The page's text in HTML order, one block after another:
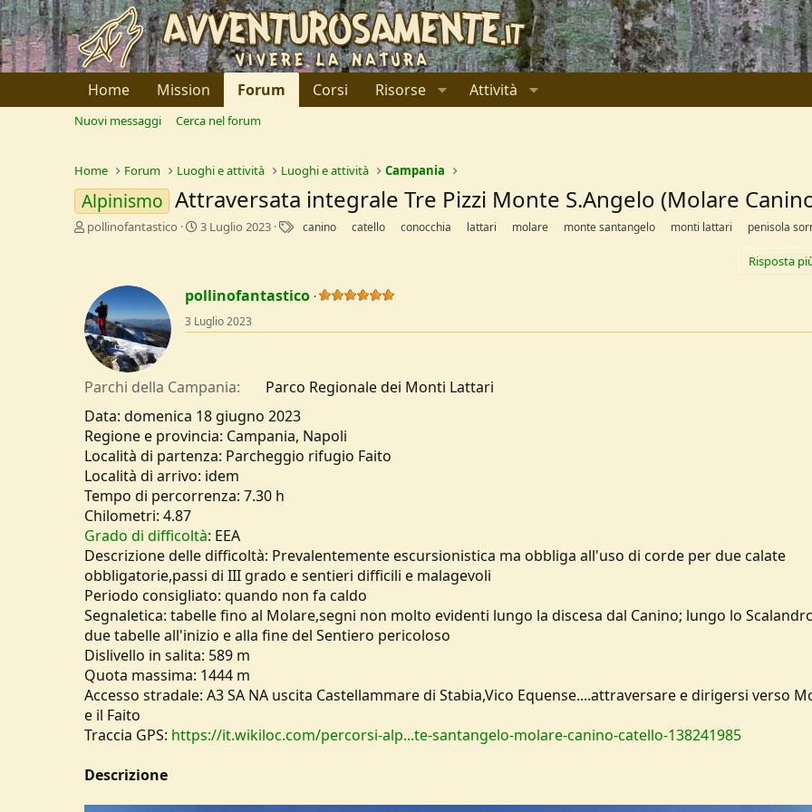
Home Mission Forum Corsi Risorse Attività
Nuovi messaggi Cerca nel forum
Home Forum Luoghi e attività Luoghi e attività Campania
Alpinismo Attraversata integrale Tre Pizzi Monte S.Angelo (Molare
C
o
r
e
D
s
u
s
s
i
o
n
e
pollinofantastico
D
d
I
i
3 Luglio 2023 canino catello conocchia lattari molare monte santangelo monti lattari penisola
Risposta
pollinofantastico
3 Luglio 2023
Parchi della Campania
Parco Regionale dei Monti Lattari
Data: domenica 18 giugno 2023
Regione e provincia: Campania, Napoli
Località di partenza: Parcheggio rifugio Faito
Località di arrivo: idem
Tempo di percorrenza: 7.30 h
Chilometri: 4.87
Grado di difficoltà: EEA
Descrizione delle difficoltà: Prevalentemente escursionistica ma obbliga all'uso di corde per due calate
obbligatorie,passi di III grado e sentieri difficili e malagevoli
Periodo consigliato: quando non fa caldo
Segnaletica: tabelle fino al Molare,segni non molto evidenti lungo la discesa dal Canino; lungo lo
due tabelle all'inizio e alla fine del Sentiero pericoloso
Dislivello in salita: 589 m
Quota massima: 1444 m
Accesso stradale: A3 SA NA uscita Castellammare di Stabia,Vico Equense....attraversare e dirigersi verso
e il Faito
Traccia GPS: https://it.wikiloc.com/percorsi-alp...te-santangelo-molare-canino-catello-138241985
Descrizione